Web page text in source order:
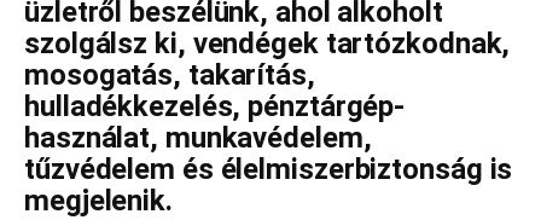
üzletről beszélünk, ahol alkoholt
szolgálsz ki, vendégek tartózkodnak,
mosogatás, takarítás,
hulladékkezelés, pénztárgép-
használat, munkavédelem,
tűzvédelem és élelmiszerbiztonság is
megjelenik.